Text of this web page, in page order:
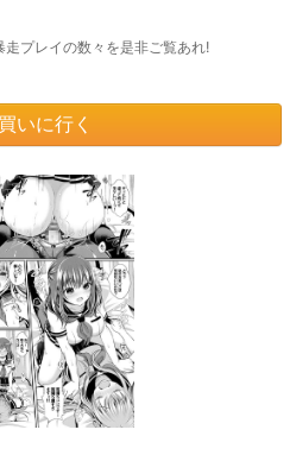
プレイの数々を是非ご覧あれ!
買いに行く